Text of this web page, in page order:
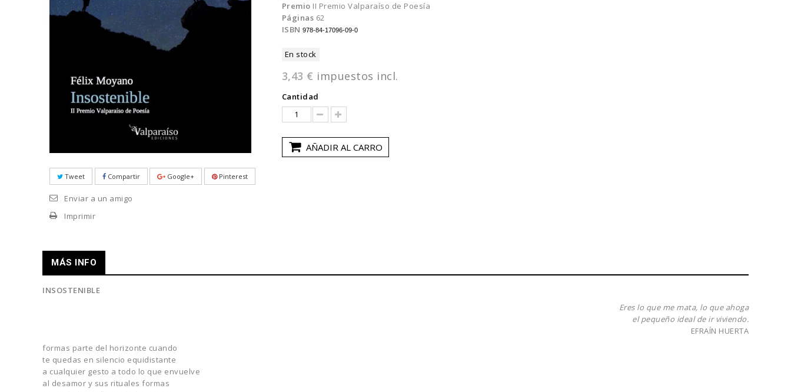
Tweet Compartir Google+ Pinterest
Enviar a un amigo
Imprimir
Premio II Premio Valparaíso de Poesía
Páginas 62
ISBN 978-84-17096-09-0
En stock
3,43 € impuestos incl.
Cantidad
AÑADIR AL CARRO
MÁS INFO
INSOSTENIBLE
Eres lo que me mata, lo que ahoga
el pequeño ideal de ir viviendo.
EFRAÍN HUERTA
formas parte del horizonte cuando
te quedas en silencio equidistante
a cualquier gesto a todo lo que envuelve
al desamor y sus rituales formas